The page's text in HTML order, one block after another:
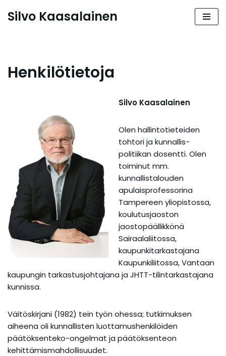
Silvo Kaasalainen
Henkilötietoja
Silvo Kaasalainen
Olen hallintotieteiden
tohtori ja kunnallis-
politiikan dosentti. Olen
toiminut mm.
kunnallistalouden
apulaisprofessorina
Tampereen yliopistossa,
koulutusjaoston
jaostopäällikkönä
Sairaalaliitossa,
kaupunkitarkastajana
Kaupunkiliitossa, Vantaan
kaupungin tarkastusjohtajana ja JHTT-tilintarkastajana
kunnissa.
Väitöskirjani (1982) tein työn ohessa; tutkimuksen
aiheena oli kunnallisten luottamushenkilöiden
päätöksenteko-ongelmat ja päätöksenteon
kehittämismahdollisuudet.